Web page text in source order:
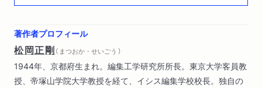
著作者プロフィール
松岡正剛（ まつおか・せいごう ）
1944年、京都府生まれ。編集工学研究所所長。東京大学客員教
授、帝塚山学院大学教授を経て、イシス編集学校校長。独自の